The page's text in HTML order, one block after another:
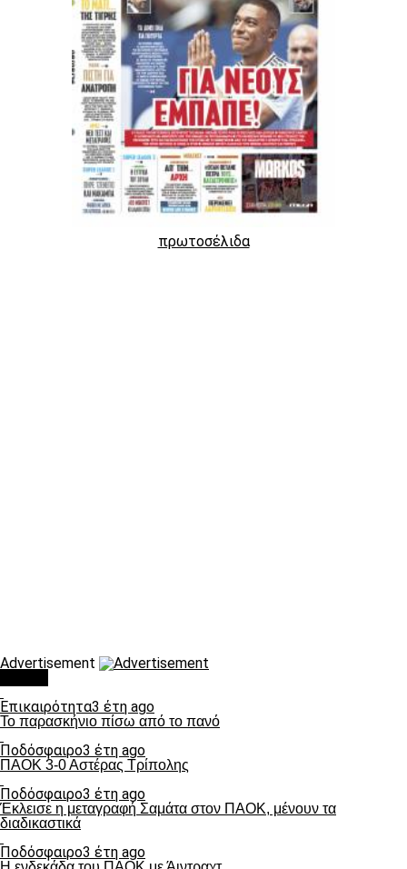
πρωτοσέλιδα
Advertisement
Επικαιρότητα3 έτη ago
Το παρασκήνιο πίσω από το πανό
Ποδόσφαιρο3 έτη ago
ΠΑΟΚ 3-0 Αστέρας Τρίπολης
Ποδόσφαιρο3 έτη ago
Έκλεισε η μεταγραφή Σαμάτα στον ΠΑΟΚ, μένουν τα
διαδικαστικά
Ποδόσφαιρο3 έτη ago